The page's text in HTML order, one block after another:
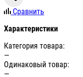
Сравнить
Характеристики
Категория товара:
—
Одинаковый товар:
—